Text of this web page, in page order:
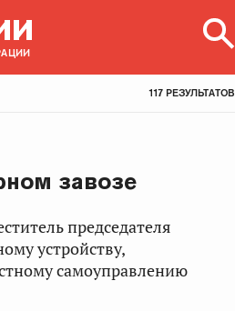
117 РЕЗУЛЬТАТОВ
завозе
председателя
устройству,
самоуправлению